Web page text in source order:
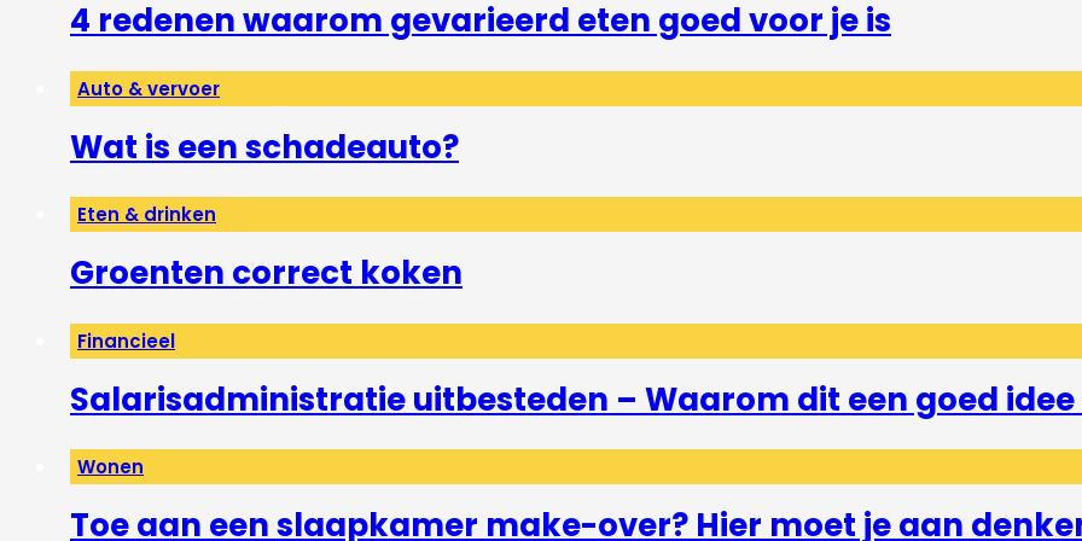
4 redenen waarom gevarieerd eten goed voor je is
Auto & vervoer
Wat is een schadeauto?
Eten & drinken
Groenten correct koken
Financieel
Salarisadministratie uitbesteden – Waarom dit een goed idee
Wonen
Toe aan een slaapkamer make-over? Hier moet je aan